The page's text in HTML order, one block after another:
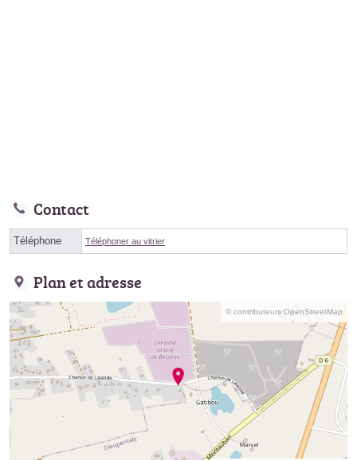
Contact
Téléphone Téléphoner au vitrier
Plan et adresse
© contributeurs OpenStreetMap